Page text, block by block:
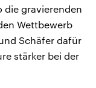
die ⁠gravierenden
Wettbewerb
Schäfer dafür
stärker bei ‌der